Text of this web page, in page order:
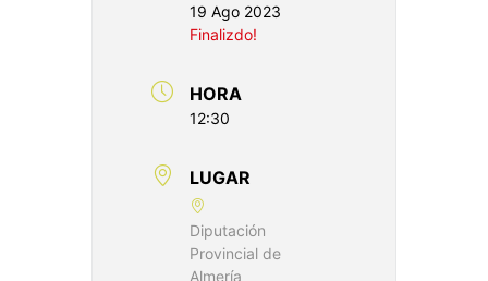
19 Ago 2023
Finalizdo!
HORA
12:30
LUGAR
Diputación
Provincial de
Almería